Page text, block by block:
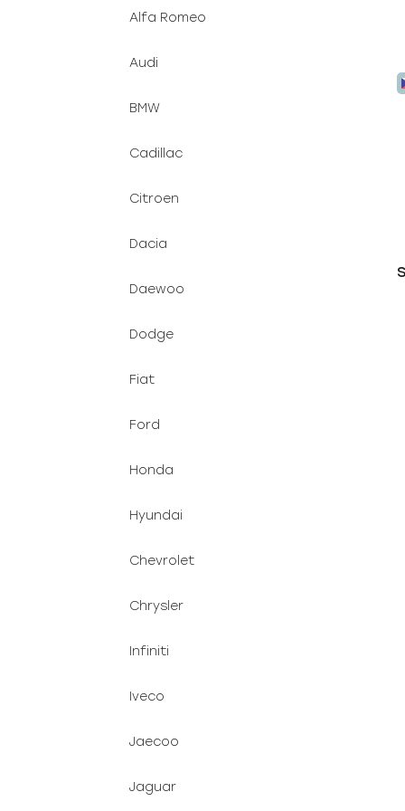
Alfa Romeo
Audi
BMW
Cadillac
Citroen
Dacia
Daewoo
Dodge
Fiat
Ford
Honda
Hyundai
Chevrolet
Chrysler
Infiniti
Iveco
Jaecoo
Jaguar